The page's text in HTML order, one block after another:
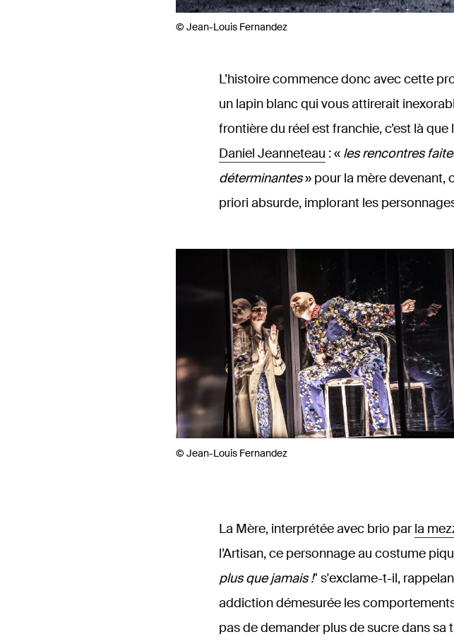
© Jean-Louis Fernandez
L’histoire commence donc avec cette
un lapin blanc qui vous attirerait
frontière du réel est franchie, c’est là
Daniel Jeanneteau : « les rencontres
déterminantes» pour la mère devenant,
priori absurde, implorant les
© Jean-Louis Fernandez
La Mère, interprétée avec brio parla
l’Artisan, ce personnage au costume
plus que jamais !" s'exclame-t-il,
addiction démesurée les
pas de demander plus de sucre dans